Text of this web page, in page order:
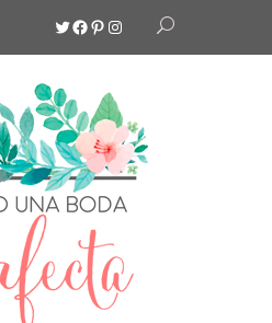
Twitter
Facebook
Pinterest
Instagram